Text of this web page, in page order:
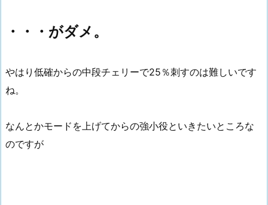
・・・がダメ。
やはり低確からの中段チェリーで25％刺すのは難しいです
ね。
なんとかモードを上げてからの強小役といきたいところな
のですが